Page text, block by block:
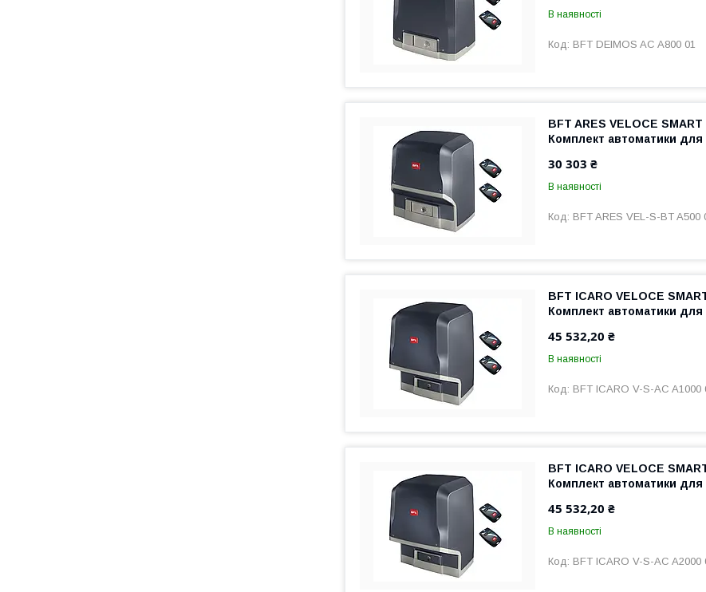
В наявності
BFT DEIMOS AC A800 01
BFT ARES VELOCE
Комплект автоматики для
30 303 ₴
В наявності
BFT ARES VEL-S-BT A500
BFT ICARO VELOCE
Комплект автоматики для
45 532,20 ₴
В наявності
BFT ICARO V-S-AC A1000
BFT ICARO VELOCE
Комплект автоматики для
45 532,20 ₴
В наявності
BFT ICARO V-S-AC A2000